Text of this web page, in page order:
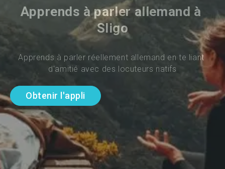
Apprends à parler allemand à
Sligo
Apprends à parler réellement allemand en te liant
d'amitié avec des locuteurs natifs
Obtenir l'appli